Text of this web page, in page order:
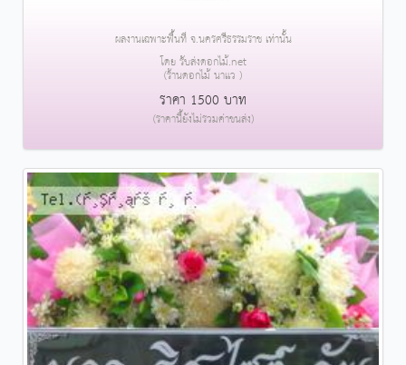
ผลงานเฉพาะพื้นที่ จ.นครศรีธรรมราช เท่านั้น
โดย รับส่งดอกไม้.net
(ร้านดอกไม้ นาแว )
ราคา 1500 บาท
(ราคานี้ยังไม่รวมค่าขนส่ง)